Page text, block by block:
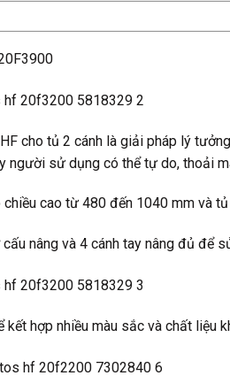
HF cho tủ 2 cánh là giải pháp lý
người sử dụng có thể tự do, thoải
cao từ 480 đến 1040 mm và
cấu nâng và 4 cánh tay nâng đủ
kết hợp nhiều màu sắc và chất liệu